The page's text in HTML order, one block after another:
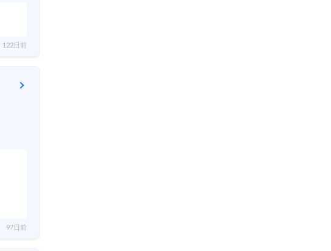
122日前
97日前